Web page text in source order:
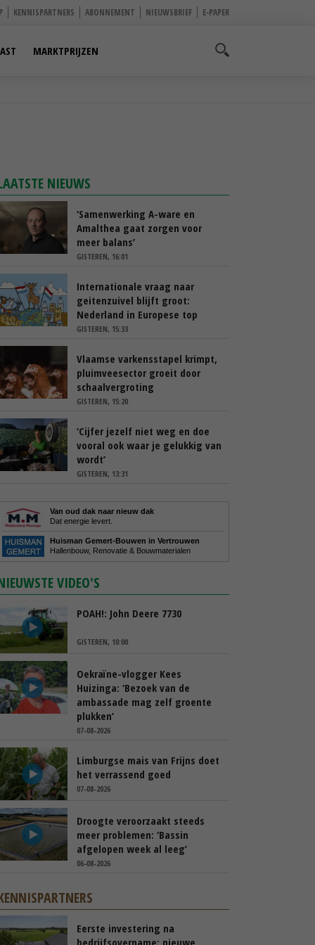
KENNISPARTNERS ABONNEMENT NIEUWSBRIEF E-PAPER
MARKTPRIJZEN
NIEUWS
‘Samenwerking A-ware en
Amalthea gaat zorgen voor
meer balans’
GISTEREN, 16:01
Internationale vraag naar
geitenzuivel blijft groot:
Nederland in Europese top
GISTEREN, 15:33
Vlaamse varkensstapel krimpt,
pluimveesector groeit door
schaalvergroting
GISTEREN, 15:20
‘Cijfer jezelf niet weg en doe
vooral ook waar je gelukkig van
wordt’
GISTEREN, 13:31
Van oud dak naar nieuw dak
Dat energie levert.
Huisman Gemert-Bouwen in Vertrouwen
Hallenbouw, Renovatie & Bouwmaterialen
VIDEO'S
POAH!: John Deere 7730
GISTEREN, 10:00
Oekraïne-vlogger Kees
Huizinga: ‘Bezoek van de
ambassade mag zelf groente
plukken’
07-08-2026
Limburgse mais van Frijns doet
het verrassend goed
07-08-2026
Droogte veroorzaakt steeds
meer problemen: ‘Bassin
afgelopen week al leeg’
06-08-2026
Eerste investering na
bedrijfsovername: nieuwe